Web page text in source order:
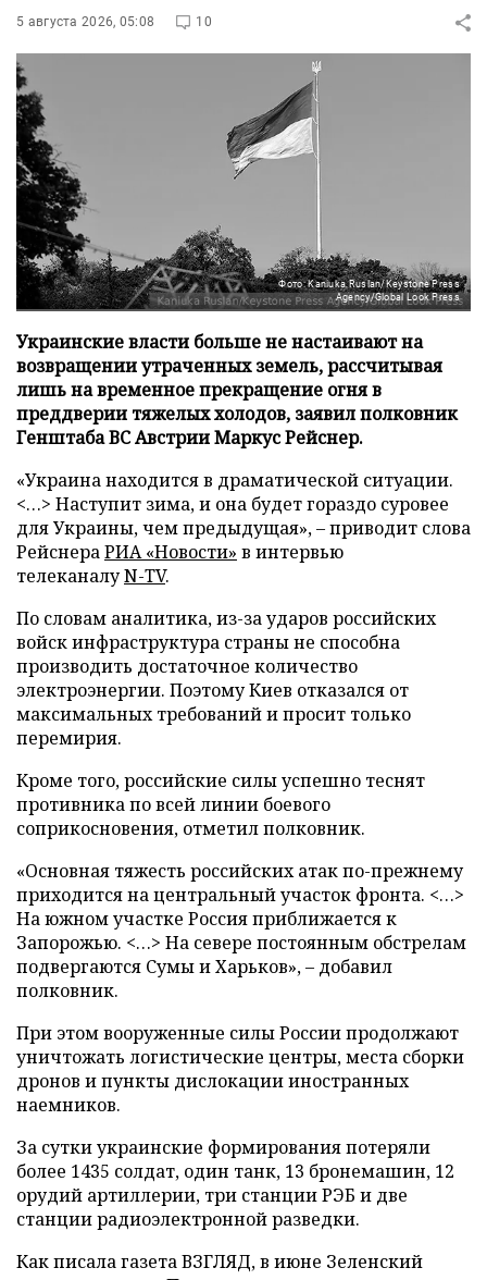
5 августа 2026, 05:08 10
Фото: Kaniuka Ruslan/Keystone Press
Agency/Global Look Press
Украинские власти больше не настаивают на
возвращении утраченных земель, рассчитывая
лишь на временное прекращение огня в
преддверии тяжелых холодов, заявил полковник
Генштаба ВС Австрии Маркус Рейснер.
«Украина находится в драматической ситуации.
<…> Наступит зима, и она будет гораздо суровее
для Украины, чем предыдущая», – приводит слова
РейснераРИА «Новости» в интервью
телеканалуN-TV.
По словам аналитика, из-за ударов российских
войск инфраструктура страны не способна
производить достаточное количество
электроэнергии. Поэтому Киев отказался от
максимальных требований и просит только
перемирия.
Кроме того, российские силы успешно теснят
противника по всей линии боевого
соприкосновения, отметил полковник.
«Основная тяжесть российских атак по-прежнему
приходится на центральный участок фронта. <…>
На южном участке Россия приближается к
Запорожью. <…> На севере постоянным обстрелам
подвергаются Сумы и Харьков», – добавил
полковник.
При этом вооруженные силы России продолжают
уничтожать логистические центры, места сборки
дронов и пункты дислокации иностранных
наемников.
За сутки украинские формирования потеряли
более 1435 солдат, один танк, 13 бронемашин, 12
орудий артиллерии, три станции РЭБ и две
станции радиоэлектронной разведки.
Как писала газета ВЗГЛЯД, в июне Зеленский